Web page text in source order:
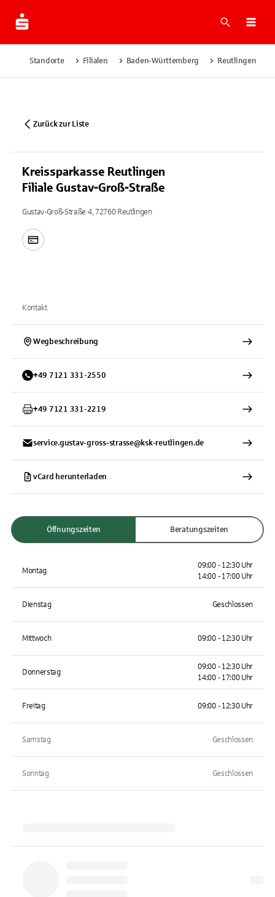
Suche
Standorte Filialen Baden-Württemberg Reutlingen
Zurück zur Liste
Kreissparkasse Reutlingen
Filiale Gustav-Groß-Straße
Gustav-Groß-Straße 4, 72760 Reutlingen
Kontakt
Wegbeschreibung
+49 7121 331-2550
+49 7121 331-2219
service.gustav-gross-strasse@ksk-reutlingen.de
vCard herunterladen
Öffnungszeiten Beratungszeiten
Montag
09:00 - 12:30 Uhr
14:00 - 17:00 Uhr
Dienstag Geschlossen
Mittwoch 09:00 - 12:30 Uhr
Donnerstag
09:00 - 12:30 Uhr
14:00 - 17:00 Uhr
Freitag 09:00 - 12:30 Uhr
Samstag Geschlossen
Sonntag Geschlossen